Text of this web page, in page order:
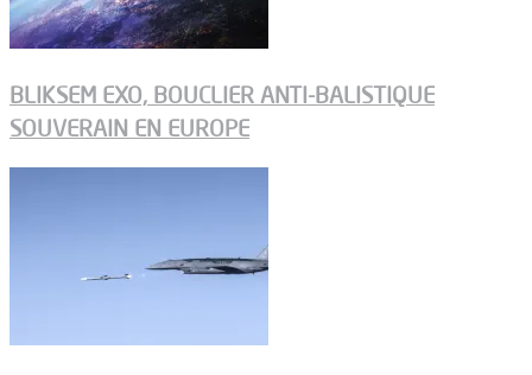
BLIKSEM EXO, BOUCLIER ANTI-BALISTIQUE
SOUVERAIN EN EUROPE